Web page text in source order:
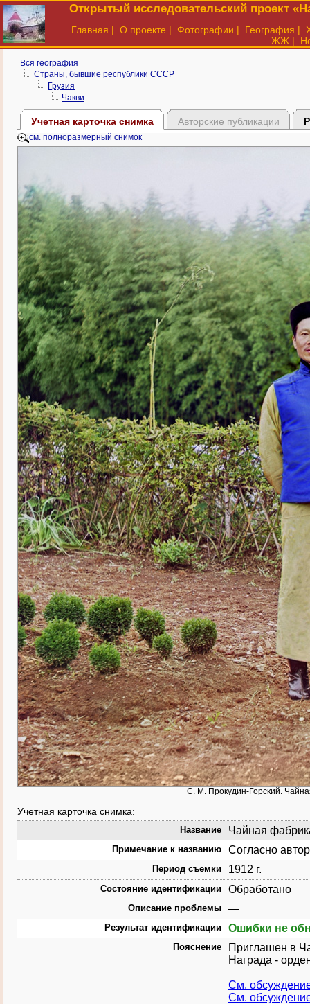
Открытый исследовательский проект
Главная | О проекте | Фотографии | География |
ЖЖ |
Вся география
Страны, бывшие республики СССР
Грузия
Чакви
Учетная карточка снимка Авторские публикации
см. полноразмерный снимок
С. М. Прокудин-Горский.
Учетная карточка снимка:
Название Чайная
Примечание к названию Согласно
Период съемки 1912 г.
Состояние идентификации Обработано
Описание проблемы —
Результат идентификации Ошибки не
Пояснение
Приглашен в
Награда -
См.
См.